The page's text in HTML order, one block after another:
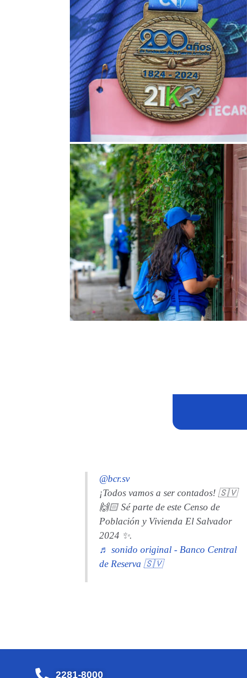
@bcr.sv
¡Todos vamos a ser contados! 🇸🇻
🙌🏻 Sé parte de este Censo de
Población y Vivienda El Salvador
2024 ✨.
♬ sonido original - Banco Central
de Reserva 🇸🇻
2281-8000